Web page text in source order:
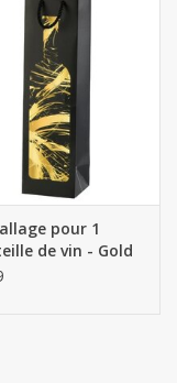
pour 1
de vin - Gold